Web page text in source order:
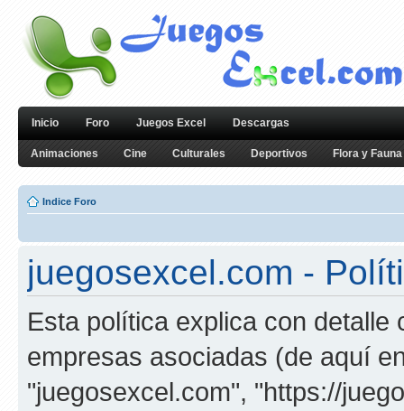
Inicio Foro Juegos Excel Descargas
Animaciones Cine Culturales Deportivos Flora y Fauna
Indice Foro
juegosexcel.com -
Esta política explica con
empresas asociadas (de aquí
"juegosexcel.com", "https://